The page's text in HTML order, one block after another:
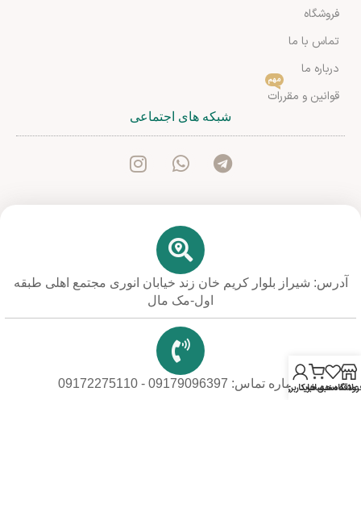
فروشگاه
تماس با ما
درباره ما
قوانین و مقررات
مهم
شبکه های اجتماعی
آدرس: شیراز بلوار کریم خان زند خیابان انوری مجتمع اهلی طبقه
اول-مک مال
شماره تماس: 09179096397 - 09172275110 علاقه مندی ها
سبد خرید
حساب کاربری من